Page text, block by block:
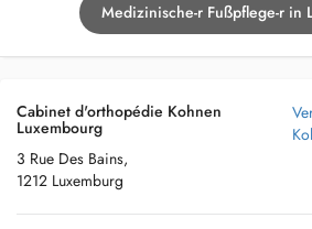
Medizinische-r Fußpflege-r in
Cabinet d'orthopédie Kohnen
Luxembourg
3 Rue Des Bains,
1212 Luxemburg